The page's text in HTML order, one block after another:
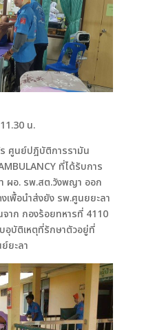
น.
ศูนย์ปฎิบัติการรามัน
ที่ได้รับการ
ผอ. รพ.สต.วังพญา ออก
เพื้อนำส่งยัง รพ.ศูนยยะลา
จาก กองร้อยทหารที่ 4110
อุบัติเหตุที่รักษาตัวอยู่ที่
ยะลา